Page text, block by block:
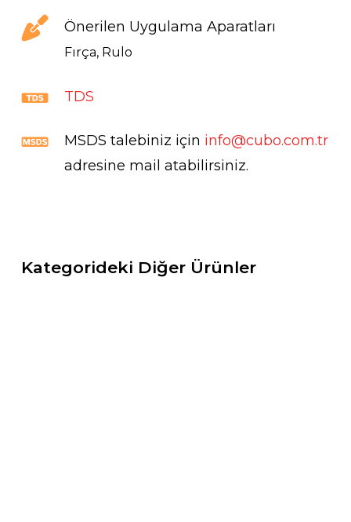
Önerilen Uygulama Aparatları
Fırça, Rulo
TDS
MSDS talebiniz için info@cubo.com.tr
adresine mail atabilirsiniz.
Kategorideki Diğer Ürünler